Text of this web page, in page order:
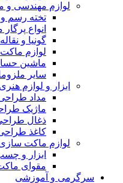
لوازم مهندسی و
تخته رسم
انواع
گونیا و
لوازم
ماشین
سایر
ابزار و لوازم هنری
مداد
ماژیک
ذغال
کاغذ
لوازم ماکت
ابزار و
مقوای
سرگرمی و آموزشی